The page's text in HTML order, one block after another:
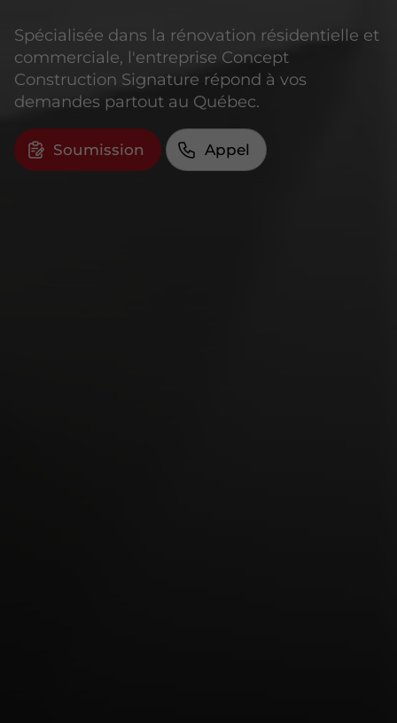
Spécialisée dans la rénovation résidentielle et
commerciale, l'entreprise Concept
Construction Signature répond à vos
demandes partout au Québec.
Soumission Appel